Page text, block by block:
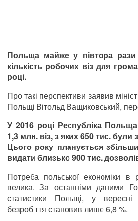
Польща майже у півтора рази
кількість робочих віз для
році.
Про такі перспективи заявив
Польщі Вітольд Ващиковський,
У 2016 році Республіка
1,3 млн. віз, з яких 650 тис.
Цього року планується
видати близько 900 тис.
Потреба польської економіки в
велика. За останніми даними
статистики Польщі, у
безробіття становив лише 6,8 %.